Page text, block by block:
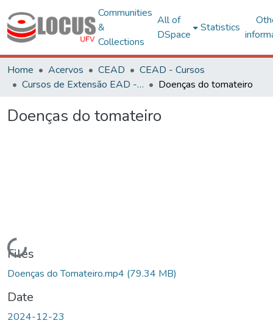
Communities
&
Collections
All of
DSpace
Statistics
Home Acervos CEAD
CEAD - Cursos
Cursos de Extensão EAD - Curta Duração
Doenças do tomateiro
Doenças do tomateiro
Loading...
Files
Doenças do Tomateiro.mp4 (79.34 MB)
Date
2024-12-23